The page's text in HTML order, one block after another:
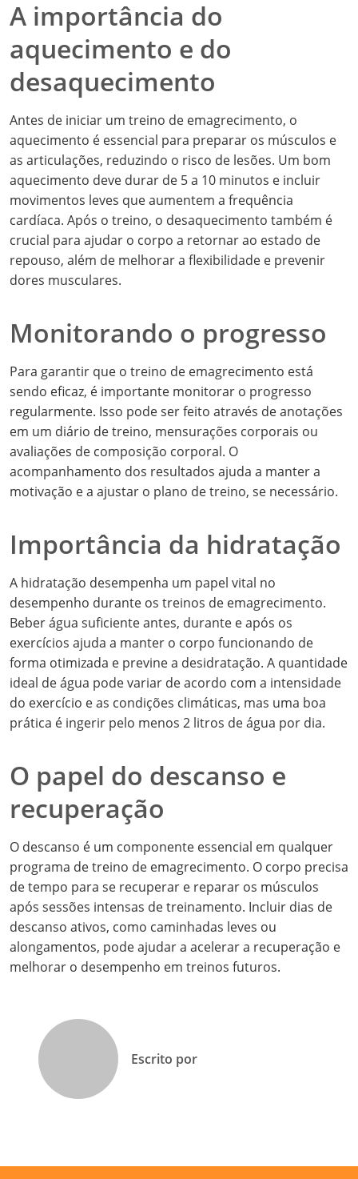
A importância do
aquecimento e do
desaquecimento
Antes de iniciar um treino de emagrecimento, o
aquecimento é essencial para preparar os músculos e
as articulações, reduzindo o risco de lesões. Um bom
aquecimento deve durar de 5 a 10 minutos e incluir
movimentos leves que aumentem a frequência
cardíaca. Após o treino, o desaquecimento também é
crucial para ajudar o corpo a retornar ao estado de
repouso, além de melhorar a flexibilidade e prevenir
dores musculares.
Monitorando o progresso
Para garantir que o treino de emagrecimento está
sendo eficaz, é importante monitorar o progresso
regularmente. Isso pode ser feito através de anotações
em um diário de treino, mensurações corporais ou
avaliações de composição corporal. O
acompanhamento dos resultados ajuda a manter a
motivação e a ajustar o plano de treino, se necessário.
Importância da hidratação
A hidratação desempenha um papel vital no
desempenho durante os treinos de emagrecimento.
Beber água suficiente antes, durante e após os
exercícios ajuda a manter o corpo funcionando de
forma otimizada e previne a desidratação. A quantidade
ideal de água pode variar de acordo com a intensidade
do exercício e as condições climáticas, mas uma boa
prática é ingerir pelo menos 2 litros de água por dia.
O papel do descanso e
recuperação
O descanso é um componente essencial em qualquer
programa de treino de emagrecimento. O corpo precisa
de tempo para se recuperar e reparar os músculos
após sessões intensas de treinamento. Incluir dias de
descanso ativos, como caminhadas leves ou
alongamentos, pode ajudar a acelerar a recuperação e
melhorar o desempenho em treinos futuros.
Escrito por